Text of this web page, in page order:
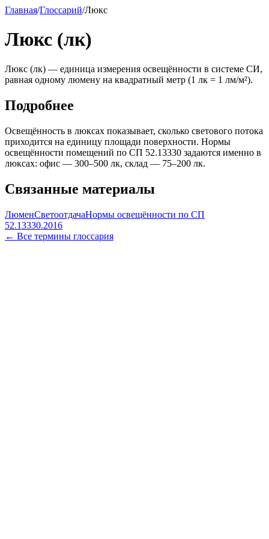
Главная/Глоссарий/Люкс
Люкс (лк)
Люкс (лк) — единица измерения освещённости в системе СИ,
равная одному люмену на квадратный метр (1 лк = 1 лм/м²).
Подробнее
Освещённость в люксах показывает, сколько светового потока
приходится на единицу площади поверхности. Нормы
освещённости помещений по СП 52.13330 задаются именно в
люксах: офис — 300–500 лк, склад — 75–200 лк.
Связанные материалы
ЛюменСветоотдачаНормы освещённости по СП
52.13330.2016
← Все термины глоссария